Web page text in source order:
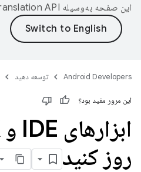
این صفحه به‌وسیله
Android Developers توسعه دهید
این مرور مفید بود؟
روز کنید